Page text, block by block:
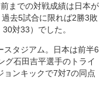
までの対戦成績は日本が
去5試合に限れば2勝3敗
対33）でした。
タジアム。日本は前半6
グ石田吉平選手のトライ
ョンキックで7対7の同点